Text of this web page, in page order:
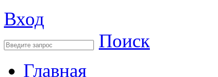
Вход
Поиск
Главная